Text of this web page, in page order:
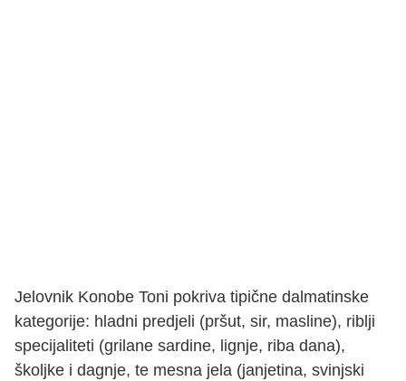
Jelovnik Konobe Toni pokriva tipične dalmatinske
kategorije: hladni predjeli (pršut, sir, masline), riblji
specijaliteti (grilane sardine, lignje, riba dana),
školjke i dagnje, te mesna jela (janjetina, svinjski